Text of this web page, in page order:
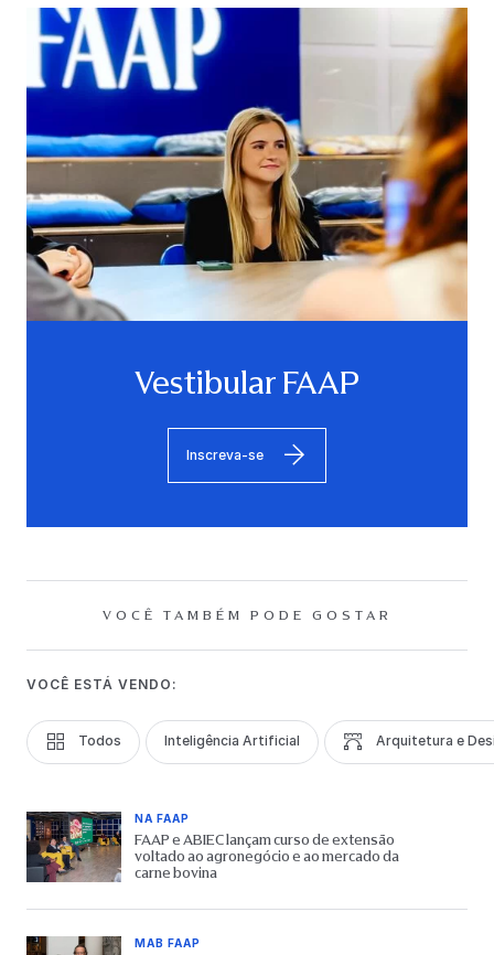
Vestibular FAAP
Inscreva-se
VOCÊ TAMBÉM PODE GOSTAR
VOCÊ ESTÁ VENDO:
Todos Inteligência Artificial Arquitetura e
NA FAAP
FAAP e ABIEC lançam curso de extensão
voltado ao agronegócio e ao mercado da
carne bovina
MAB FAAP